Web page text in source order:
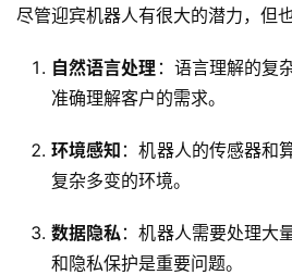
尽管迎宾机器人有很大的潜力，但
自然语言处理 ：语言理解的复
准确理解客户的需求。
环境感知 ：机器人的传感器和
复杂多变的环境。
数据隐私：机器人需要处理大
和隐私保护是重要问题。